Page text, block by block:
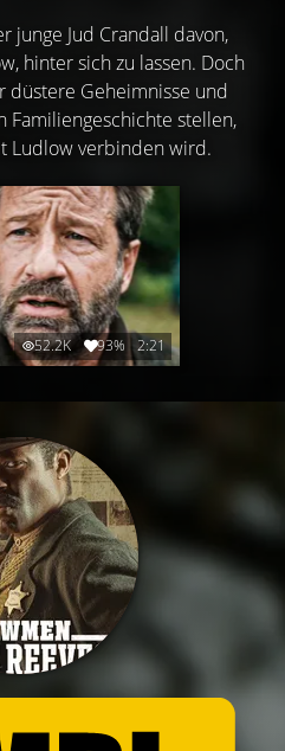
junge Jud Crandall davon,
hinter sich zu lassen. Doch
Geheimnisse und
Familiengeschichte stellen,
Ludlow verbinden wird.
52.2K 93% 2:21